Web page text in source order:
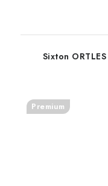
Sixton
Premium